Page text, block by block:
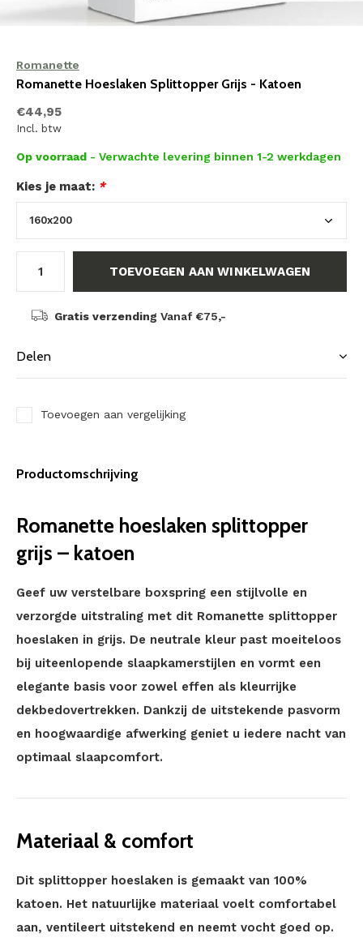
Romanette
Romanette Hoeslaken Splittopper Grijs - Katoen
€44,95
Incl. btw
Op voorraad - Verwachte levering binnen 1-2 werkdagen
Kies je maat: *
TOEVOEGEN AAN WINKELWAGEN
Gratis verzending Vanaf €75,-
Delen
Toevoegen aan vergelijking
Productomschrijving
Romanette hoeslaken splittopper
grijs – katoen
Geef uw verstelbare boxspring een stijlvolle en
verzorgde uitstraling met dit Romanette splittopper
hoeslaken in grijs. De neutrale kleur past moeiteloos
bij uiteenlopende slaapkamerstijlen en vormt een
elegante basis voor zowel effen als kleurrijke
dekbedovertrekken. Dankzij de uitstekende pasvorm
en hoogwaardige afwerking geniet u iedere nacht van
optimaal slaapcomfort.
Materiaal & comfort
Dit splittopper hoeslaken is gemaakt van 100%
katoen. Het natuurlijke materiaal voelt comfortabel
aan, ventileert uitstekend en neemt vocht goed op.